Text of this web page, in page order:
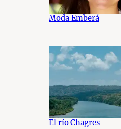
Moda Emberá
El río Chagres